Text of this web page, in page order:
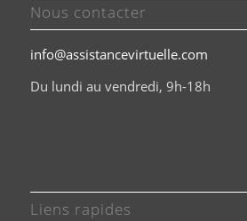
Nous contacter
info@assistancevirtuelle.com
Du lundi au vendredi, 9h-18h
Liens rapides